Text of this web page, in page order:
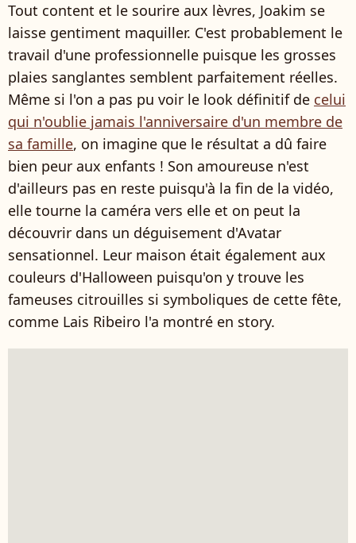
Tout content et le sourire aux lèvres, Joakim se
laisse gentiment maquiller. C'est probablement le
travail d'une professionnelle puisque les grosses
plaies sanglantes semblent parfaitement réelles.
Même si l'on a pas pu voir le look définitif de celui
qui n'oublie jamais l'anniversaire d'un membre de
sa famille, on imagine que le résultat a dû faire
bien peur aux enfants ! Son amoureuse n'est
d'ailleurs pas en reste puisqu'à la fin de la vidéo,
elle tourne la caméra vers elle et on peut la
découvrir dans un déguisement d'Avatar
sensationnel. Leur maison était également aux
couleurs d'Halloween puisqu'on y trouve les
fameuses citrouilles si symboliques de cette fête,
comme Lais Ribeiro l'a montré en story.